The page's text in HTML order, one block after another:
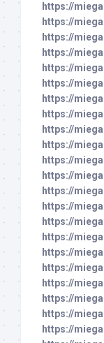
https://
https://
https://
https://
https://
https://
https://
https://
https://
https://
https://
https://
https://
https://
https://
https://
https://
https://
https://
https://
https://
https://